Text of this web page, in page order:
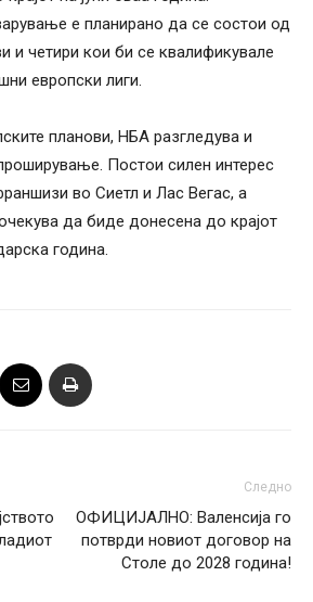
е планирано да се состои од
и четири кои би се квалификувале
европски лиги.
планови, НБА разгледува и
Постои силен интерес
во Сиетл и Лас Вегас, а
да биде донесена до крајот
година.
Следно
ОФИЦИЈАЛНО: Валенсија го
потврди новиот договор на
Столе до 2028 година!